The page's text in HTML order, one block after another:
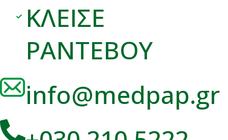
ΚΛΕΙΣΕ
ΡΑΝΤΕΒΟΥ
info@medpap.gr